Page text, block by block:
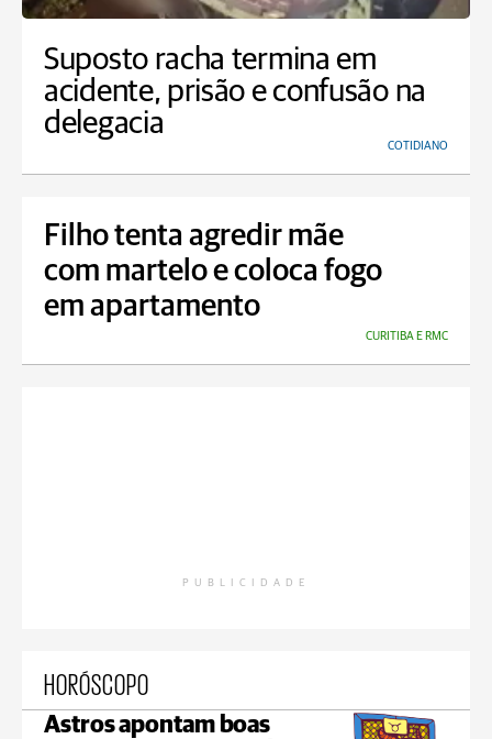
Suposto racha termina em
acidente, prisão e confusão na
delegacia
COTIDIANO
Filho tenta agredir mãe
com martelo e coloca fogo
em apartamento
CURITIBA E RMC
PUBLICIDADE
HORÓSCOPO
Astros apontam boas